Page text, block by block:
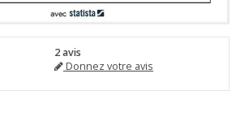
2avis
Donnez votre avis